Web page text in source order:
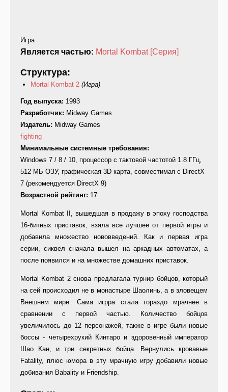
Игра
Является частью: Mortal Kombat [Серия]
Структура:
Mortal Kombat 2 (Игра)
Год выпуска: 1993
Разработчик: Midway Games
Издатель: Midway Games
fighting
Минимальные системные требования:
Windows 7 / 8 / 10, процессор с тактовой частотой 1.8 ГГц,
512 МБ ОЗУ, графическая 3D карта, совместимая с DirectX
7 (рекомендуется DirectX 9)
Возрастной рейтинг: 17
Mortal Kombat II, вышедшая в продажу в эпоху господства
16-битных приставок, взяла все лучшее от первой игры и
добавила множество нововведений. Как и первая игра
серии, сиквел сначала вышел на аркадных автоматах, а
после появился и на множестве домашних приставок.
Mortal Kombat 2 снова предлагала турнир бойцов, который
на сей происходил не в монастыре Шаолинь, а в зловещем
Внешнем мире. Сама игрра стала гораздо мрачнее в
сравнении с первой частью. Количество бойцов
увеличилось до 12 персонажей, также в игре были новые
боссы - четырехрукий Кинтаро и здоровенный император
Шао Кан, и три секретных бойца. Вернулись кровавые
Fatality, плюс юмора в эту мрачную игру добавили новые
добивания Babality и Friendship.